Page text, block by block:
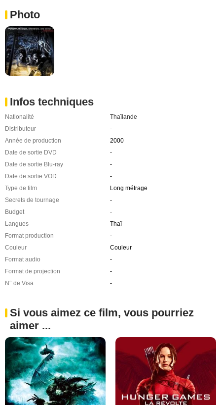
Photo
Infos techniques
Nationalité
Thaïlande
Distributeur
-
Année de production
2000
Date de sortie DVD
-
Date de sortie Blu-ray
-
Date de sortie VOD
-
Type de film
Long métrage
Secrets de tournage
-
Budget
-
Langues
Thaï
Format production
-
Couleur
Couleur
Format audio
-
Format de projection
-
N° de Visa
-
Si vous aimez ce film, vous pourriez
aimer ...